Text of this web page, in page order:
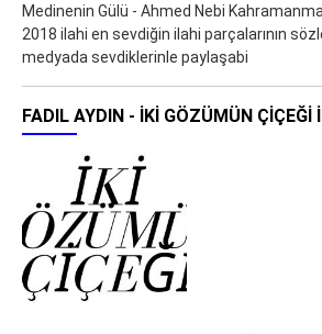
Medinenin Gülü - Ahmed Nebi
2018 ilahi en sevdiğin ilahi parçalarının
medyada sevdiklerinle paylaşabi
FADIL AYDIN - İKİ GÖZÜMÜN ÇİÇEĞİ